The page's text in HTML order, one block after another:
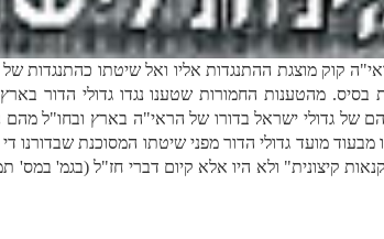
קוק מוצגת ההתנגדות אליו ואל שיטתו כהתנגדות
מהטענות החמורות שטענו נגדו גדולי הדור
של גדולי ישראל בדורו של הראי"ה בארץ ובחו"ל
מועד גדולי הדור מפני שיטתו המסוכנת שבדורנו
קיצונית" ולא היו אלא קיום דברי חז"ל (בגמ'